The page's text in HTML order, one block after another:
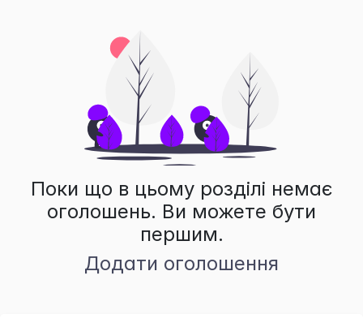
Поки що в цьому розділі немає
оголошень. Ви можете бути
першим.
Додати оголошення